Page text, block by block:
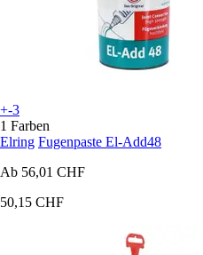
+-3
1 Farben
Elring Fugenpaste El-Add48
Ab 56,01 CHF
50,15 CHF